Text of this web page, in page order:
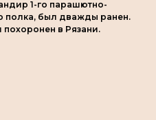
1-го парашютно-
полка, был дважды ранен.
в Рязани.